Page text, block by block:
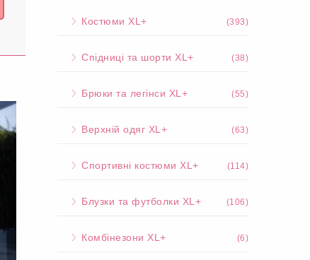
Костюми XL+ (393)
Спідниці та шорти XL+ (38)
Брюки та легінси XL+ (55)
Верхній одяг XL+ (63)
Спортивні костюми XL+ (114)
Блузки та футболки XL+ (106)
Комбінезони XL+ (6)